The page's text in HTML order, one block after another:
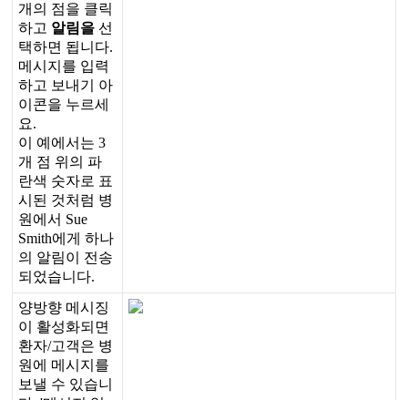
개 의 점을 클릭
하고 알림을 선
택하면 됩니 다.
메시 지 를 입력
하고 보 내 기
아
이 콘을 누르세
요.
이
예 에서 는 3
개 점 위 의 파
란색 숫자로 표
시 된 것처 럼 병
원 에서 Sue
Smith에게 하나
의 알림이 전 송
되 었습니 다.
양방향 메시 징
이
활성화되 면
환자/고객은 병
원 에 메시 지 를
보 낼 수 있습니